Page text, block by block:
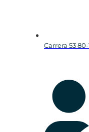
Carrera 53